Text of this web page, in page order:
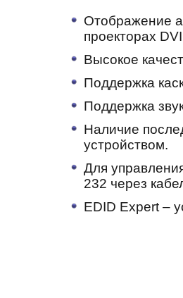
Отображение
проекторах
Высокое
Поддержка
Поддержка
Наличие
устройством.
Для
232 через
EDID Expert –